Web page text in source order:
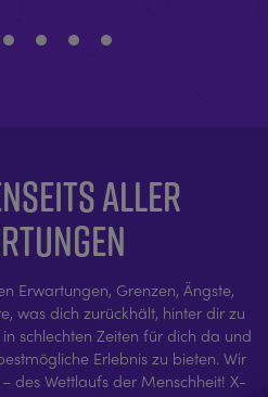
ALLER
Erwartungen, Grenzen, Ängste,
was dich zurückhält, hinter dir zu
schlechten Zeiten für dich da und
Erlebnis zu bieten. Wir
des Wettlaufs der Menschheit! X-